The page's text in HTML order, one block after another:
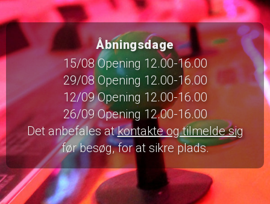
Åbningsdage
15/08 Opening 12.00-16.00
29/08 Opening 12.00-16.00
12/09 Opening 12.00-16.00
26/09 Opening 12.00-16.00
Det anbefales atkontakte og tilmelde sig
før besøg, for at sikre plads.